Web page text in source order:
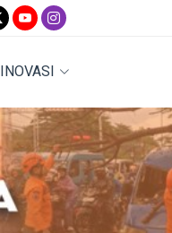
INOVASI